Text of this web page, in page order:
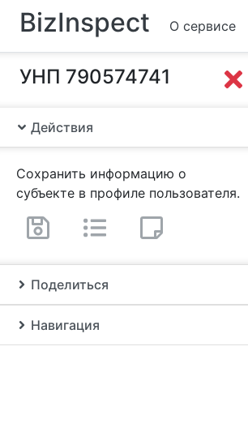
BizInspect О сервисе
УНП 790574741
Действия
Сохранить информацию о
субъекте в профиле пользователя.
Поделиться
Навигация